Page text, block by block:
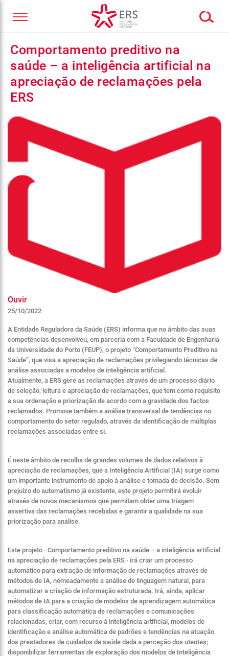
Comportamento preditivo na
saúde – a inteligência artificial na
apreciação de reclamações pela
ERS
Ouvir
25/10/2022
A Entidade Reguladora da Saúde (ERS) informa que no âmbito das suas
competências desenvolveu, em parceria com a Faculdade de Engenharia
da Universidade do Porto (FEUP), o projeto “Comportamento Preditivo na
Saúde”, que visa a apreciação de reclamações privilegiando técnicas de
análise associadas a modelos de inteligência artificial.
Atualmente, a ERS gere as reclamações através de um processo diário
de seleção, leitura e apreciação de reclamações, que tem como requisito
a sua ordenação e priorização de acordo com a gravidade dos factos
reclamados. Promove também a análise transversal de tendências no
comportamento do setor regulado, através da identificação de múltiplas
reclamações associadas entre si.
É neste âmbito de recolha de grandes volumes de dados relativos à
apreciação de reclamações, que a Inteligência Artificial (IA) surge como
um importante instrumento de apoio à análise e tomada de decisão. Sem
prejuízo do automatismo já existente, este projeto permitirá evoluir
através de novos mecanismos que permitam obter uma triagem
assertiva das reclamações recebidas e garantir a qualidade na sua
priorização para análise.
Este projeto - Comportamento preditivo na saúde – a inteligência artificial
na apreciação de reclamações pela ERS - irá criar um processo
automático para extração de informação de reclamações através de
métodos de IA, nomeadamente a análise de linguagem natural, para
automatizar a criação de informação estruturada. Irá, ainda, aplicar
métodos de IA para a criação de modelos de aprendizagem automática
para classificação automática de reclamações e comunicações
relacionadas; criar, com recurso à inteligência artificial, modelos de
identificação e análise automática de padrões e tendências na atuação
dos prestadores de cuidados de saúde dada a perceção dos utentes;
disponibilizar ferramentas de exploração dos modelos de Inteligência